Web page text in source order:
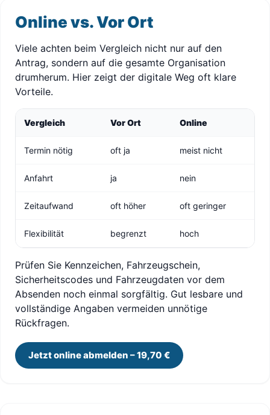
Online vs. Vor Ort
Viele achten beim Vergleich nicht nur auf den
Antrag, sondern auf die gesamte Organisation
drumherum. Hier zeigt der digitale Weg oft klare
Vorteile.
Vergleich Vor Ort Online
Termin nötig oft ja meist nicht
Anfahrt ja nein
Zeitaufwand oft höher oft geringer
Flexibilität begrenzt hoch
Prüfen Sie Kennzeichen, Fahrzeugschein,
Sicherheitscodes und Fahrzeugdaten vor dem
Absenden noch einmal sorgfältig. Gut lesbare und
vollständige Angaben vermeiden unnötige
Rückfragen.
Jetzt online abmelden – 19,70 €